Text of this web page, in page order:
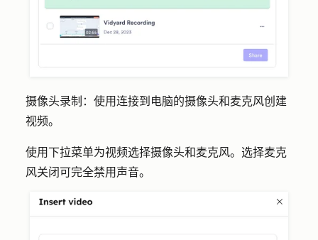
摄像头录制： 使用连接到电脑的摄像头和麦克风创建
视频。
使用下拉菜单为视频选择摄像头和麦克风。选择麦克
风关闭可完全禁用声音。